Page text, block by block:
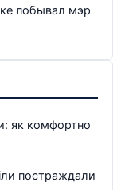
побывал мэр
як комфортно
постраждали